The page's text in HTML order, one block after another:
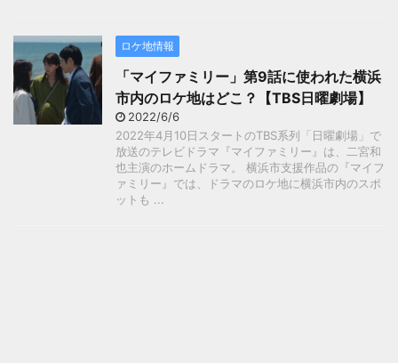
ロケ地情報
「マイファミリー」第9話に使われた横浜
市内のロケ地はどこ？【TBS日曜劇場】
2022/6/6
2022年4月10日スタートのTBS系列「日曜劇場」で
放送のテレビドラマ『マイファミリー』は、二宮和
也主演のホームドラマ。 横浜市支援作品の『マイフ
ァミリー』では、ドラマのロケ地に横浜市内のスポ
ットも ...